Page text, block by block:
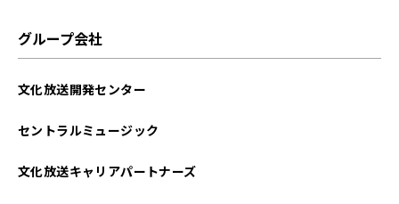
グループ会社
文化放送開発センター
セントラルミュージック
文化放送キャリアパートナーズ